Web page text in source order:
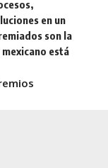
en un
son la
está